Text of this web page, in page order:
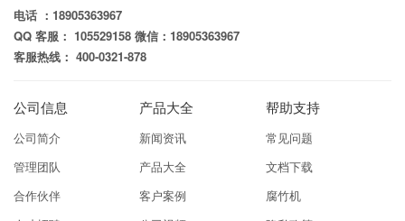
电话 ：18905363967
QQ 客服： 105529158 微信：18905363967
客服热线： 400-0321-878
公司信息
公司简介
管理团队
合作伙伴
产品大全
新闻资讯
产品大全
客户案例
帮助支持
常见问题
文档下载
腐竹机